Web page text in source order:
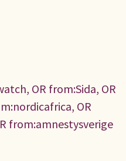
OR from:Sida, OR
OR
from:amnestysverige